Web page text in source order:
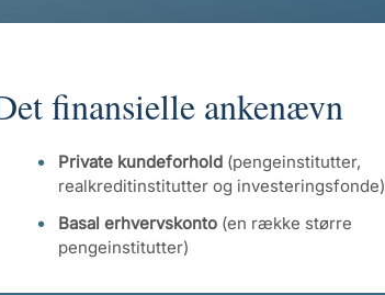
finansielle ankenævn
Private kundeforhold (pengeinstitutter,
realkreditinstitutter og investeringsfonde)
Basal erhvervskonto (en række større
pengeinstitutter)